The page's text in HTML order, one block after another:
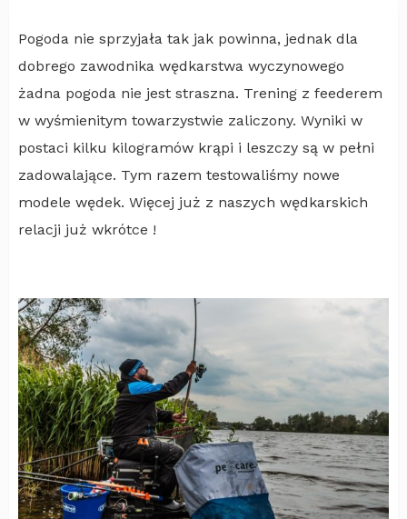
Pogoda nie sprzyjała tak jak powinna, jednak dla
dobrego zawodnika wędkarstwa wyczynowego
żadna pogoda nie jest straszna. Trening z feederem
w wyśmienitym towarzystwie zaliczony. Wyniki w
postaci kilku kilogramów krąpi i leszczy są w pełni
zadowalające. Tym razem testowaliśmy nowe
modele wędek. Więcej już z naszych wędkarskich
relacji już wkrótce !